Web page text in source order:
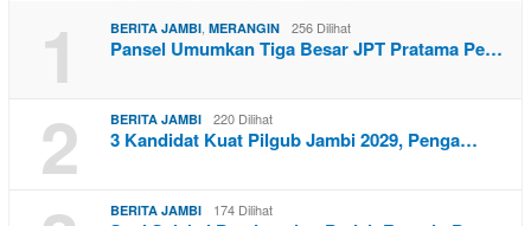
1 BERITA JAMBI MERANGIN 256 Dilihat
Pansel Umumkan Tiga Besar JPT Pratama Pe…
2 BERITA JAMBI 220 Dilihat
3 Kandidat Kuat Pilgub Jambi 2029, Penga…
BERITA JAMBI 174 Dilihat